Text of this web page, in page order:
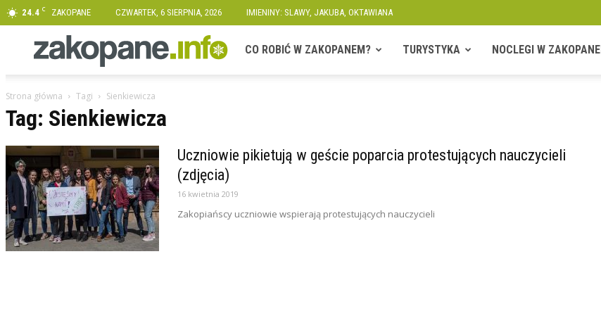
24.4 C ZAKOPANE CZWARTEK, 6 SIERPNIA, 2026 IMIENINY: SLAWY, JAKUBA, OKTAWIANA
Zakopane.info
CO ROBIĆ W ZAKOPANEM? TURYSTYKA NOCLEGI W
Strona główna Tagi Sienkiewicza
Tag: Sienkiewicza
Uczniowie pikietują w geście poparcia protestujących nauczycieli
(zdjęcia)
16 kwietnia 2019
Zakopiańscy uczniowie wspierają protestujących nauczycieli